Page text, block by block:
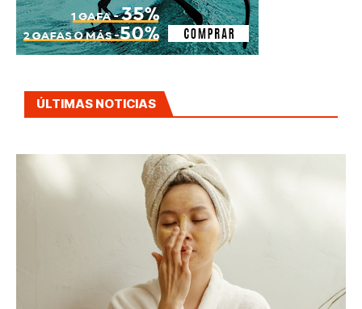
ÚLTIMAS NOTICIAS